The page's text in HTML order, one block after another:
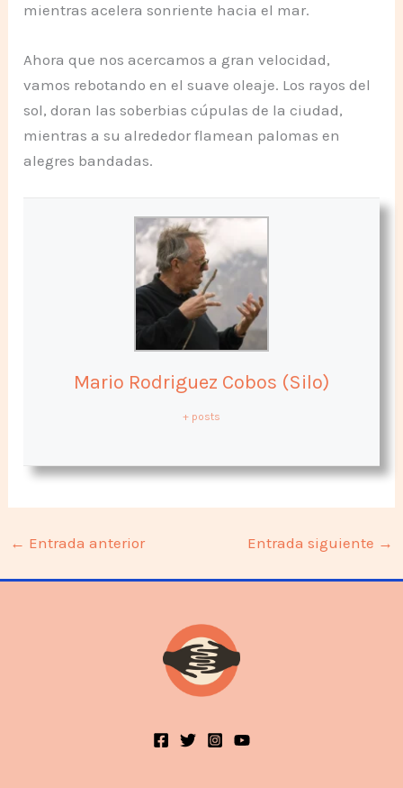
mientras acelera sonriente hacia el mar.
Ahora que nos acercamos a gran velocidad,
vamos rebotando en el suave oleaje. Los rayos del
sol, doran las soberbias cúpulas de la ciudad,
mientras a su alrededor flamean palomas en
alegres bandadas.
Mario Rodriguez Cobos (Silo)
+ posts
← Entrada anterior Entrada siguiente →